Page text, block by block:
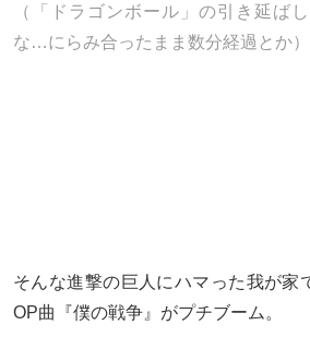
（「ドラゴンボール」の引き延ば
な…にらみ合ったまま数分経過とか）
そんな進撃の巨人にハマった我が家
OP曲『僕の戦争』がプチブーム。